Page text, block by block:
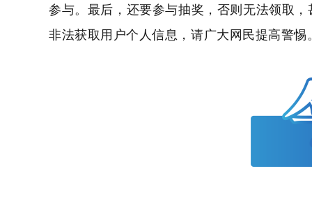
参与。最后，还要参与抽奖，否则无法领取
非法获取用户个人信息，请广大网民提高警